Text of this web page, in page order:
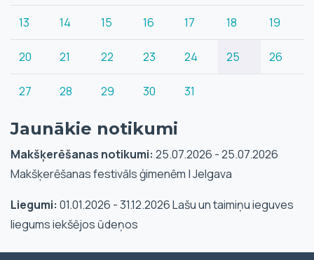
13 14 15 16 17 18 19
20 21 22 23 24 25 26
27 28 29 30 31
Jaunākie notikumi
Makšķerēšanas notikumi: 25.07.2026 - 25.07.2026
Makšķerēšanas festivāls ģimenēm | Jelgava
Liegumi: 01.01.2026 - 31.12.2026 Lašu un taimiņu ieguves
liegums iekšējos ūdeņos